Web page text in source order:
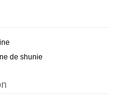
de shunie